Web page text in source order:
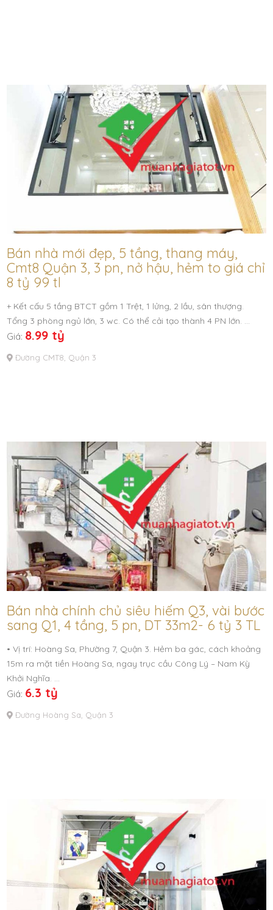
Bán nhà mới đẹp, 5 tầng, thang máy,
Cmt8 Quận 3, 3 pn, nở hậu, hẻm to giá chỉ
8 tỷ 99 tl
+ Kết cấu 5 tầng BTCT gồm 1 Trệt, 1 lửng, 2 lầu, sân thượng.
Tổng 3 phòng ngủ lớn, 3 wc. Có thể cải tạo thành 4 PN lớn. …
Giá: 8.99 tỷ
Đường CMT8, Quận 3
Bán nhà chính chủ siêu hiếm Q3, vài bước
sang Q1, 4 tầng, 5 pn, DT 33m2- 6 tỷ 3 TL
• Vị trí: Hoàng Sa, Phường 7, Quận 3. Hẻm ba gác, cách khoảng
15m ra mặt tiền Hoàng Sa, ngay trục cầu Công Lý – Nam Kỳ
Khởi Nghĩa. …
Giá: 6.3 tỷ
Đường Hoàng Sa, Quận 3